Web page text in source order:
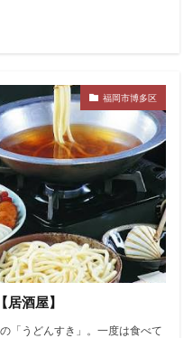
福岡市博多区
居酒屋】
「うどんすき」。一度は食べて